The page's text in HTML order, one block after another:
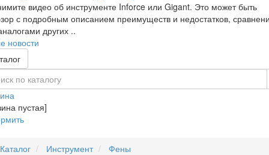
видео об инструменте Inforce или Gigant. Это может быть
с подробным описанием преимуществ и недостатков,
других ..
новости
пустая]
Каталог Инструмент Фены